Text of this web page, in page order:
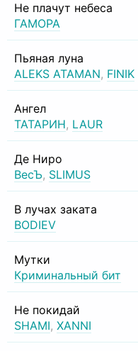
Не плачут небеса
ГАМОРА
Пьяная луна
ALEKS ATAMAN, FINIK
Ангел
ТАТАРИН, LAUR
Де Ниро
ВесЪ, SLIMUS
В лучах заката
BODIEV
Мутки
Криминальный бит
Не покидай
SHAMI, XANNI